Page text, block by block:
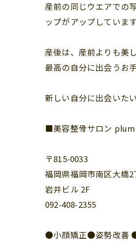
産前の同じウエアでの
ップがアップしていま
産後は、産前よりも美
最高の自分に出会うお
新しい自分に出会いた
■美容整骨サロン
〒815-0033
福岡県福岡市南区大橋2
岩井ビル 2F
092-408-2355
●小顔矯正●姿勢改善